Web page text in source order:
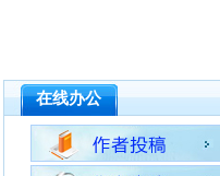
在线办公